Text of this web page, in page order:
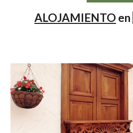
ALOJAMIENTO en